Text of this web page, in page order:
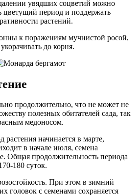
увядших соцветий можно
цветущий период и поддержать
растений.
к поражениям мучнистой росой,
до корня.
продолжительно, что не может не
полезных обитателей сада, так
медоносом.
начинается в марте,
в начале июля, семена
Общая продолжительность периода
180 суток.
При этом в зимний
головок с семенами сохраняется